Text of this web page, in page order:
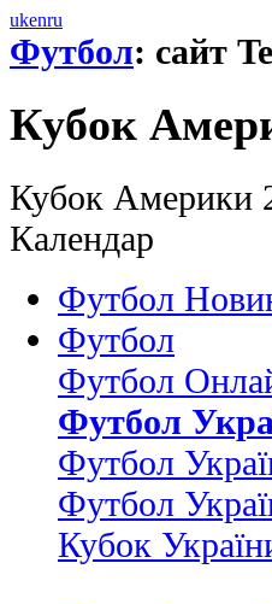
ukenru
Футбол: сайт
Кубок
Кубок Америки
Календар
Футбол
Футбол
Футбол
Футбол
Футбол
Футбол
Кубок